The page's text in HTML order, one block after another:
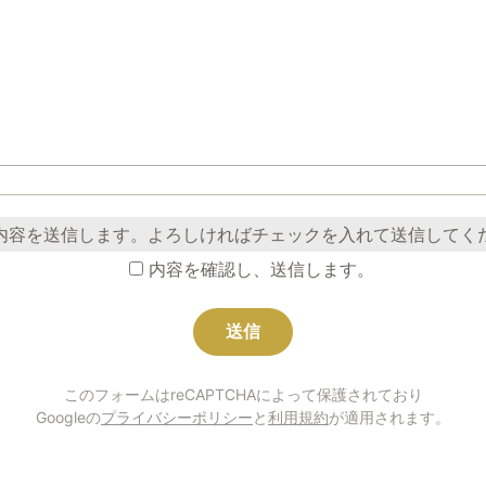
容を送信します。よろしければチェックを入れて送信してく
内容を確認し、送信します。
このフォームはreCAPTCHAによって保護されており
Googleのプライバシーポリシーと利用規約が適用されます。